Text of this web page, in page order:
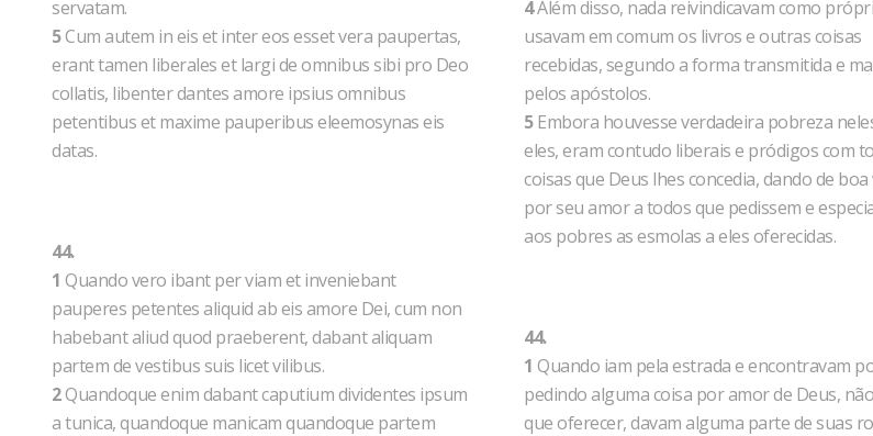
servatam.
5Cum autem in eis et inter eos esset vera paupertas,
erant tamen liberales et largi de omnibus sibi pro Deo
collatis, libenter dantes amore ipsius omnibus
petentibus et maxime pauperibus eleemosynas eis
datas.
44.
1 Quando vero ibant per viam et inveniebant
pauperes petentes aliquid ab eis amore Dei, cum non
habebant aliud quod praeberent, dabant aliquam
partem de vestibus suis licet vilibus.
2Quandoque enim dabant caputium dividentes ipsum
a tunica, quandoque manicam quandoque partem
4Além disso, nada reivindicavam como
usavam em comum os livros e outras coisas
recebidas, segundo a forma transmitida e
pelos apóstolos.
5Embora houvesse verdadeira pobreza
eles, eram contudo liberais e pródigos com
coisas que Deus lhes concedia, dando de
por seu amor a todos que pedissem e
aos pobres as esmolas a eles oferecidas.
44.
1 Quando iam pela estrada e encontravam
pedindo alguma coisa por amor de Deus,
que oferecer, davam alguma parte de suas